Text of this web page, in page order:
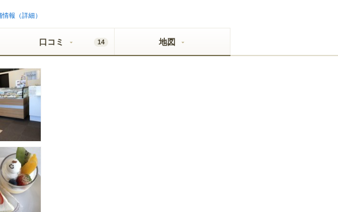
情報（詳細）
口コミ 14 地図